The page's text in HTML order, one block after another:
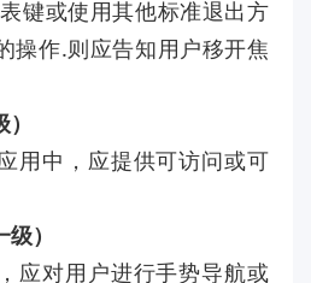
键或使用其他标准退出方
操作.则应告知用户移开焦
中，应提供可访问或可
）
对用户进行手势导航或